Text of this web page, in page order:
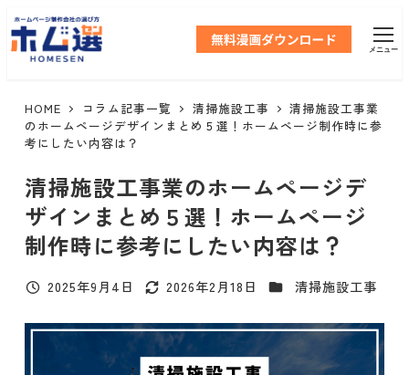
メ
イ
メニュー
HOME コラム記事一覧 清掃施設工事
清掃施設工事業
のホームページデザインまとめ５選！ホームページ制作時に参
考にしたい内容は？
清掃施設工事業のホームページデ
ザインまとめ５選！ホームページ
制作時に参考にしたい内容は？
投稿日2025年9月4日 更新日2026年2月18日 カテゴリー
清掃施設工事